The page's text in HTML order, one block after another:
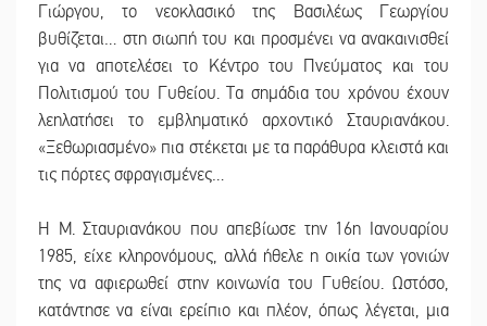
Γιώργου, το νεοκλασικό της Βασιλέως Γεωργίου
βυθίζεται… στη σιωπή του και προσμένει να ανακαινισθεί
για να αποτελέσει το Κέντρο του Πνεύματος και του
Πολιτισμού του Γυθείου. Τα σημάδια του χρόνου έχουν
λεηλατήσει το εμβληματικό αρχοντικό Σταυριανάκου.
«Ξεθωριασμένο» πια στέκεται με τα παράθυρα κλειστά και
τις πόρτες σφραγισμένες…
Η Μ. Σταυριανάκου που απεβίωσε την 16η Ιανουαρίου
1985, είχε κληρονόμους, αλλά ήθελε η οικία των γονιών
της να αφιερωθεί στην κοινωνία του Γυθείου. Ωστόσο,
κατάντησε να είναι ερείπιο και πλέον, όπως λέγεται, μια